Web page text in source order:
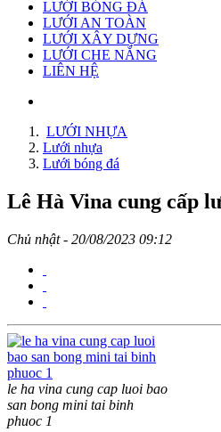
LƯỚI BÓNG ĐÁ
LƯỚI AN TOÀN
LƯỚI XÂY DỰNG
LƯỚI CHE NẮNG
LIÊN HỆ
LƯỚI NHỰA
Lưới nhựa
Lưới bóng đá
Lê Hà Vina cung cấp
Chủ nhật - 20/08/2023 09:12
le ha vina cung cap luoi bao
san bong mini tai binh
phuoc 1